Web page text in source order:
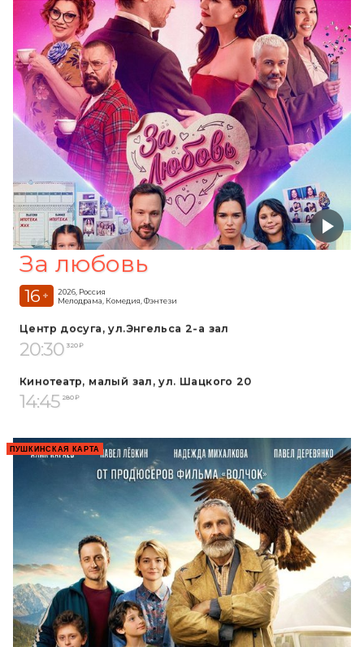
За любовь
16 +
2026, Россия
Мелодрама, Комедия, Фэнтези
Центр досуга, ул.Энгельса 2-а зал
20:30 320 ₽
Кинотеатр, малый зал, ул. Шацкого 20
14:45 280 ₽
ПУШКИНСКАЯ КАРТА